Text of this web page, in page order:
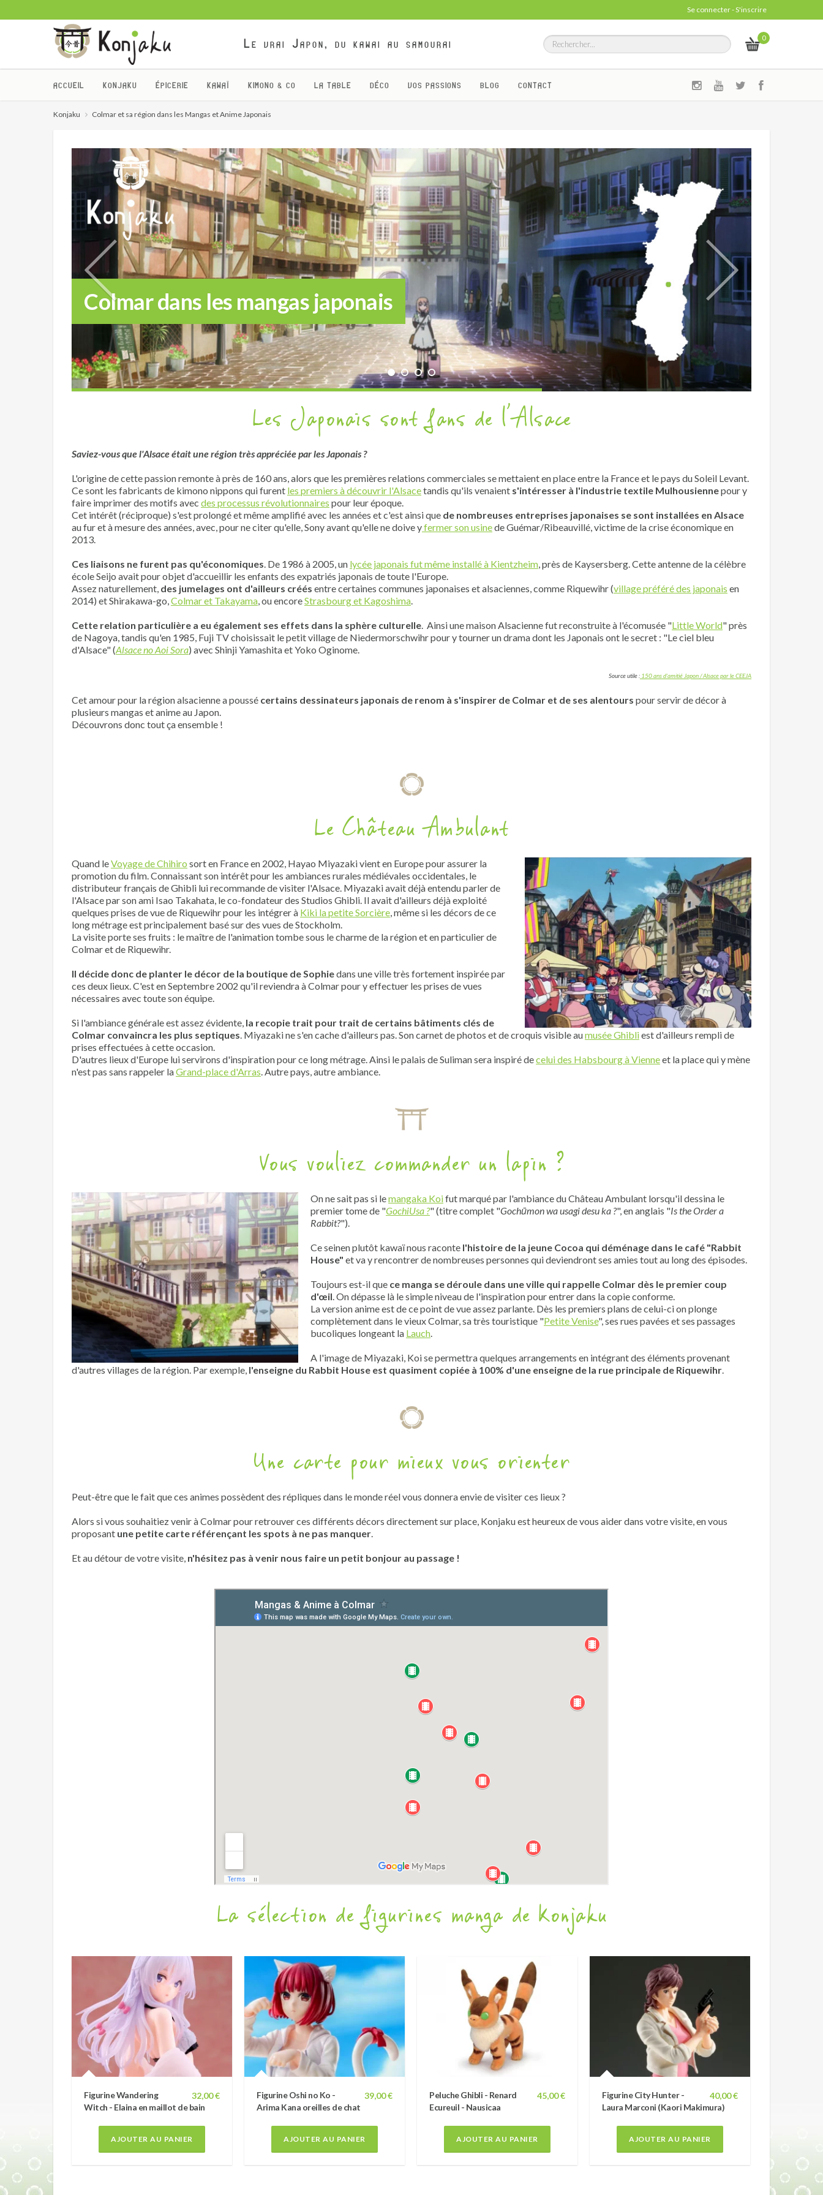
Se connecter-S'inscrire
Le vrai Japon, du kawai au samourai 0
ACCUEIL KONJAKU ÉPICERIE KAWAÏ KIMONO & CO LA TABLE DÉCO VOS PASSIONS BLOG CONTACT
Konjaku Colmar et sa région dans les Mangas et Anime Japonais
Colmar dans les mangas japonais
Les Japonais sont fans de l'Alsace
Saviez-vous que l'Alsace était une région très appréciée par les Japonais ?
L'origine de cette passion remonte à près de 160 ans, alors que les premières relations commerciales se mettaient en place entre la France et le pays du Soleil Levant.
Ce sont les fabricants de kimono nippons qui furent les premiers à découvrir l'Alsacetandis qu'ils venaient s'intéresser à l'industrie textile Mulhousiennepour y
faire imprimer des motifs avec des processus révolutionnaires pour leur époque.
Cet intérêt (réciproque) s'est prolongé et même amplifié avec les années et c'est ainsi que de nombreuses entreprises japonaises se sont installées en Alsace
au fur et à mesure des années, avec, pour ne citer qu'elle, Sony avant qu'elle ne doive yfermer son usinede Guémar/Ribeauvillé, victime de la crise économique en
2013.
Ces liaisons ne furent pas qu'économiques. De 1986 à 2005, un lycée japonais fut même installé à Kientzheim, près de Kaysersberg. Cette antenne de la célèbre
école Seijo avait pour objet d'accueillir les enfants des expatriés japonais de toute l'Europe.
Assez naturellement, des jumelages ont d'ailleurs créés entre certaines communes japonaises et alsaciennes, comme Riquewihr (village préféré des japonais en
2014) et Shirakawa-go,Colmar et Takayama, ou encoreStrasbourg et Kagoshima.
Cette relation particulière a eu également ses effets dans la sphère culturelle. Ainsi une maison Alsacienne fut reconstruite à l'écomusée "Little World" près
de Nagoya, tandis qu'en 1985, Fuji TV choisissait le petit village de Niedermorschwihr pour y tourner un drama dont les Japonais ont le secret : "Le ciel bleu
d'Alsace" (Alsace no Aoi Sora) avec Shinji Yamashita et Yoko Oginome.
Source utile : 150 ans d'amitié Japon / Alsace par le CEEJA
Cet amour pour la région alsacienne a poussé certains dessinateurs japonais de renom à s'inspirer de Colmar et de ses alentours pour servir de décor à
plusieurs mangas et anime au Japon.
Découvrons donc tout ça ensemble !
Le Château Ambulant
Quand leVoyage de Chihiro sort en France en 2002, Hayao Miyazaki vient en Europe pour assurer la
promotion du film. Connaissant son intérêt pour les ambiances rurales médiévales occidentales, le
distributeur français de Ghibli lui recommande de visiter l'Alsace. Miyazaki avait déjà entendu parler de
l'Alsace par son ami Isao Takahata, le co-fondateur des Studios Ghibli. Il avait d'ailleurs déjà exploité
quelques prises de vue de Riquewihr pour les intégrer à Kiki la petite Sorcière, même si les décors de ce
long métrage est principalement basé sur des vues de Stockholm.
La visite porte ses fruits : le maître de l'animation tombe sous le charme de la région et en particulier de
Colmar et de Riquewihr.
Il décide donc de planter le décor de la boutique de Sophiedans une ville très fortement inspirée par
ces deux lieux. C'est en Septembre 2002 qu'il reviendra à Colmar pour y effectuer les prises de vues
nécessaires avec toute son équipe.
Si l'ambiance générale est assez évidente, la recopie trait pour trait de certains bâtiments clés de
Colmar convaincra les plus septiques. Miyazaki ne s'en cache d'ailleurs pas. Son carnet de photos et de croquis visible aumusée Ghibliest d'ailleurs rempli de
prises effectuées à cette occasion.
D'autres lieux d'Europe lui servirons d'inspiration pour ce long métrage. Ainsi le palais de Suliman sera inspiré decelui des Habsbourg à Vienneet la place qui y mène
n'est pas sans rappeler laGrand-place d'Arras. Autre pays, autre ambiance.
Vous vouliez commander un lapin ?
On ne sait pas si lemangaka Koifut marqué par l'ambiance du Château Ambulant lorsqu'il dessina le
premier tome de "GochiUsa ?" (titre complet "Gochūmon wa usagi desu ka ?", en anglais "Is the Order a
Rabbit?").
Ce seinen plutôt kawaï nous raconte l'histoire de la jeune Cocoa qui déménage dans le café "Rabbit
House" et va y rencontrer de nombreuses personnes qui deviendront ses amies tout au long des épisodes.
Toujours est-il que ce manga se déroule dans une ville qui rappelle Colmar dès le premier coup
d'œil. On dépasse là le simple niveau de l'inspiration pour entrer dans la copie conforme.
La version anime est de ce point de vue assez parlante. Dès les premiers plans de celui-ci on plonge
complètement dans le vieux Colmar, sa très touristique "Petite Venise", ses rues pavées et ses passages
bucoliques longeant la Lauch.
A l'image de Miyazaki, Koi se permettra quelques arrangements en intégrant des éléments provenant
d'autres villages de la région. Par exemple, l'enseigne du Rabbit House est quasiment copiée à 100% d'une enseigne de la rue principale de Riquewihr.
Une carte pour mieux vous orienter
Peut-être que le fait que ces animes possèdent des répliques dans le monde réel vous donnera envie de visiter ces lieux ?
Alors si vous souhaitiez venir à Colmar pour retrouver ces différents décors directement sur place, Konjaku est heureux de vous aider dans votre visite, en vous
proposant une petite carte référençant les spots à ne pas manquer.
Et au détour de votre visite, n'hésitez pas à venir nous faire un petit bonjour au passage !
La sélection de figurines manga de Konjaku
32,00 €
Figurine Wandering
Witch - Elaina en maillot de bain
AJOUTER AU PANIER
39,00 €
Figurine Oshi no Ko -
Arima Kana oreilles de chat
AJOUTER AU PANIER
45,00 €
Peluche Ghibli - Renard
Ecureuil - Nausicaa
AJOUTER AU PANIER
40,00 €
Figurine City Hunter -
Laura Marconi (Kaori Makimura)
AJOUTER AU PANIER